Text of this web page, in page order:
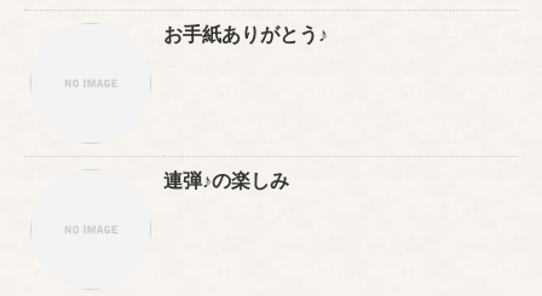
お手紙ありがとう♪
連弾♪の楽しみ